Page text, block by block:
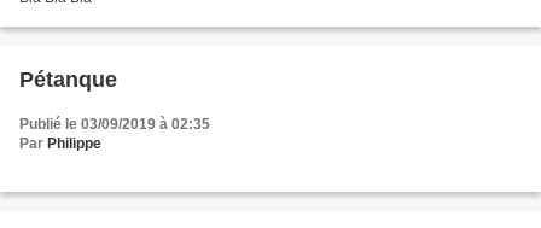
Pétanque
Publié le 03/09/2019 à 02:35
Par Philippe